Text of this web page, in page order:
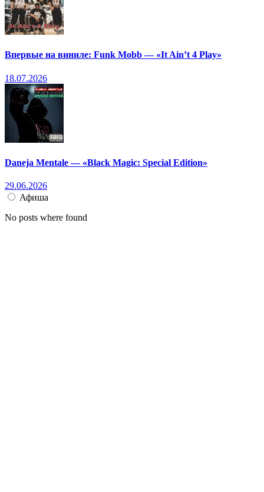
Впервые на виниле: Funk Mobb — «It Ain’t 4 Play»
18.07.2026
Daneja Mentale — «Black Magic: Special Edition»
29.06.2026
Афиша
No posts where found